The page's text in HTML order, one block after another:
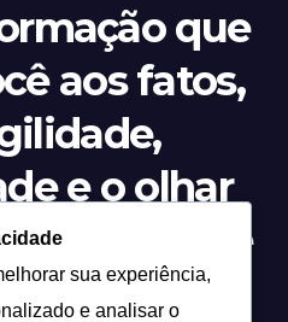
que
aos fatos,
e o olhar
tudo o que
sua experiência,
e analisar o